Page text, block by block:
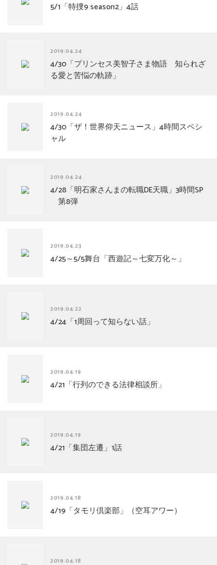
5/1「特捜9 season2」4話
2019.04.24
4/30「プリンセス美智子さま物語 知られざ
る愛と苦悩の軌跡」
2019.04.24
4/30「ザ！世界仰天ニュース」4時間スペシ
ャル
2019.04.24
4/28「明石家さんまの転職DE天職」3時間SP
第8弾
2019.04.23
4/25～5/5舞台「西遊記～七変万化～」
2019.04.22
4/24「1周回って知らない話」
2019.04.19
4/21「行列のできる法律相談所」
2019.04.19
4/21「集団左遷」1話
2019.04.18
4/19「タモリ倶楽部」（空耳アワー）
2019.04.18